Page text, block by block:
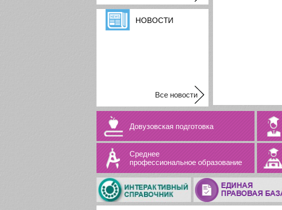
НОВОСТИ
Все новости
Довузовская подготовка
Среднее
профессиональное образование